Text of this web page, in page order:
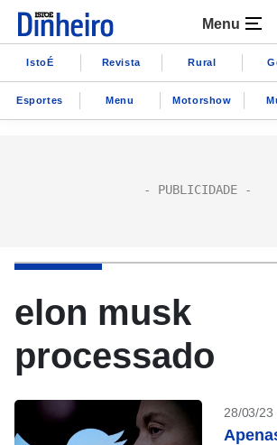
Menu
IstoÉ Revista Rural
Esportes Menu Motorshow
elon musk
processado
28/03/23